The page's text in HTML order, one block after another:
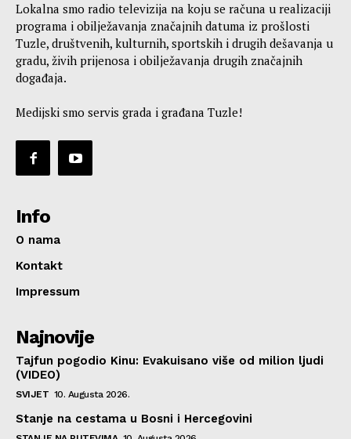
Lokalna smo radio televizija na koju se računa u realizaciji
programa i obilježavanja značajnih datuma iz prošlosti
Tuzle, društvenih, kulturnih, sportskih i drugih dešavanja u
gradu, živih prijenosa i obilježavanja drugih značajnih
događaja.
Medijski smo servis grada i građana Tuzle!
Info
O nama
Kontakt
Impressum
Najnovije
Tajfun pogodio Kinu: Evakuisano više od milion ljudi
(VIDEO)
SVIJET 10. Augusta 2026.
Stanje na cestama u Bosni i Hercegovini